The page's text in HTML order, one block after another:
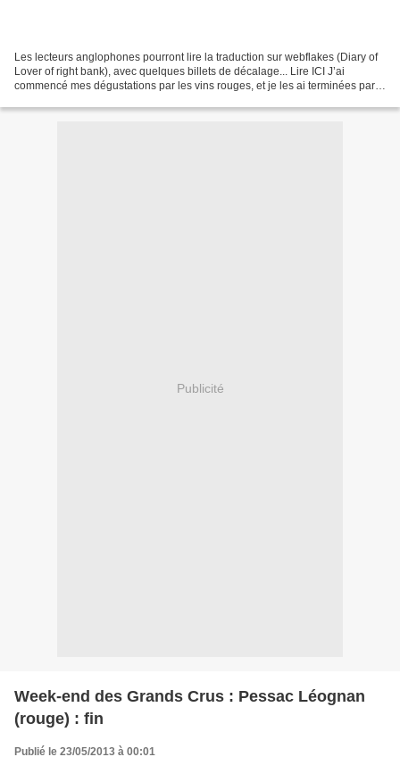
Les lecteurs anglophones pourront lire la traduction sur webflakes (Diary of
Lover of right bank), avec quelques billets de décalage... Lire ICI J’ai
commencé mes dégustations par les vins rouges, et je les ai terminées par
Publicité
Week-end des Grands Crus : Pessac Léognan
(rouge) : fin
Publié le 23/05/2013 à 00:01